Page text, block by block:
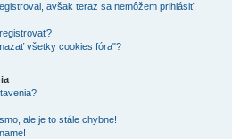
avšak teraz sa nemôžem prihlásiť!
všetky cookies fóra"?
ale je to stále chybne!